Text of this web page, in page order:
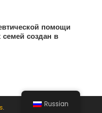
помощи
создан в
. Russian